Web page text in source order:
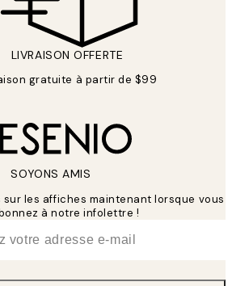
LIVRAISON OFFERTE
gratuite à partir de $99
SOYONS AMIS
sur les affiches maintenant lorsque vous
à notre infolettre !